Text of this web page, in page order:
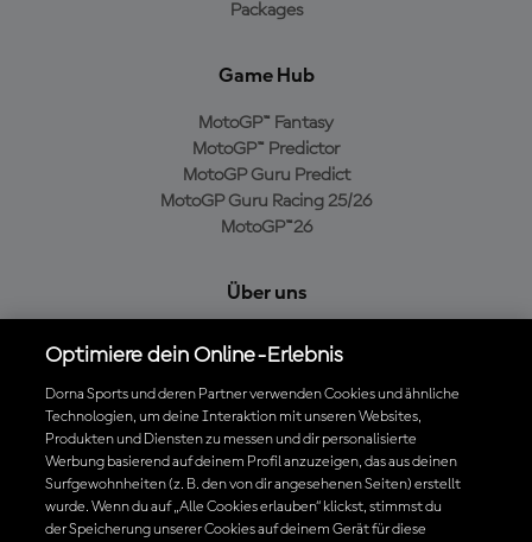
Packages
Game Hub
MotoGP™ Fantasy
MotoGP™ Predictor
MotoGP Guru Predict
MotoGP Guru Racing 25/26
MotoGP™26
Über uns
Cookie-Richtlinien
Geschäftsbedingungen
Datenschutzrichtlinien
Kaufrichtlinie
Optimiere dein Online-Erlebnis
Dorna Sports und deren Partner verwenden Cookies und ähnliche
Technologien, um deine Interaktion mit unseren Websites,
Produkten und Diensten zu messen und dir personalisierte
Werbung basierend auf deinem Profil anzuzeigen, das aus deinen
Surfgewohnheiten (z. B. den von dir angesehenen Seiten) erstellt
wurde. Wenn du auf „Alle Cookies erlauben“ klickst, stimmst du
der Speicherung unserer Cookies auf deinem Gerät für diese